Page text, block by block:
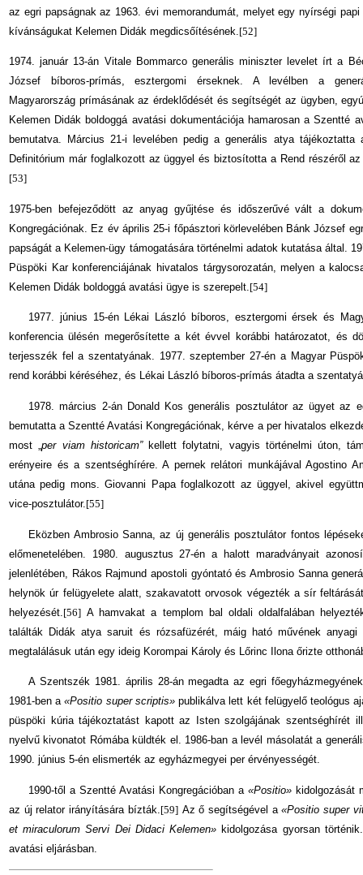
az egri papságnak az 1963. évi memorandumát, melyet egy nyírségi
kívánságukat Kelemen Didák megdicsőítésének. [52]
1974. január 13-án Vitale Bommarco generális miniszter levelet írt a
József bíboros-prímás, esztergomi érseknek. A levélben a
Magyarország prímásának az érdeklődését és segítségét az ügyben,
Kelemen Didák boldoggá avatási dokumentációja hamarosan a Szentté
bemutatva. Március 21-i levelében pedig a generális atya
Definitórium már foglalkozott az üggyel és biztosította a Rend részéről
[53]
1975-ben befejeződött az anyag gyűjtése és időszerűvé vált a
Kongregációnak. Ez év április 25-i főpásztori körlevelében Bánk József
papságát a Kelemen-ügy támogatására történelmi adatok kutatása által.
Püspöki Kar konferenciájának hivatalos tárgysorozatán, melyen a
Kelemen Didák boldoggá avatási ügye is szerepelt. [54]
1977. június 15-én Lékai László bíboros, esztergomi érsek és
konferencia ülésén megerősítette a két évvel korábbi határozatot, és
terjesszék fel a szentatyának. 1977. szeptember 27-én a Magyar
rend korábbi kéréséhez, és Lékai László bíboros-prímás átadta a
1978. március 2-án Donald Kos generális posztulátor az ügyet az
bemutatta a Szentté Avatási Kongregációnak, kérve a per hivatalos
most „per viam historicam”kellett folytatni, vagyis történelmi úton,
erényeire és a szentséghírére. A pernek relátori munkájával Agostino
utána pedig mons. Giovanni Papa foglalkozott az üggyel, akivel
vice-posztulátor. [55]
Eközben Ambrosio Sanna, az új generális posztulátor fontos
előmenetelében. 1980. augusztus 27-én a halott maradványait
jelenlétében, Rákos Rajmund apostoli gyóntató és Ambrosio Sanna
helynök úr felügyelete alatt, szakavatott orvosok végezték a sír
helyezését. [56] A hamvakat a templom bal oldali oldalfalában
találták Didák atya saruit és rózsafüzérét, máig ható művének
megtalálásuk után egy ideig Korompai Károly és Lőrinc Ilona őrizte
A Szentszék 1981. április 28-án megadta az egri
1981-ben a«Positio super scriptis»publikálva lett két felügyelő teológus
püspöki kúria tájékoztatást kapott az Isten szolgájának szentséghírét
nyelvű kivonatot Rómába küldték el. 1986-ban a levél másolatát a
1990. június 5-én elismerték az egyházmegyei per érvényességét.
1990-től a Szentté Avatási Kongregációban a «Positio»kidolgozását
az új relator irányítására bízták. [59]Az ő segítségével a«Positio super
et miraculorum Servi Dei Didaci Kelemen» kidolgozása gyorsan
avatási eljá­rásban.